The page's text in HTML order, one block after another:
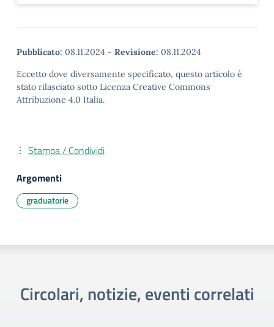
Pubblicato: 08.11.2024 - Revisione: 08.11.2024
Eccetto dove diversamente specificato, questo articolo è
stato rilasciato sotto Licenza Creative Commons
Attribuzione 4.0 Italia.
Stampa / Condividi
Argomenti
graduatorie
Circolari, notizie, eventi correlati